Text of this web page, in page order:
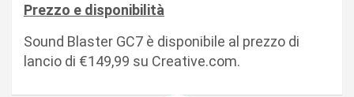
Prezzo e disponibilità
Sound Blaster GC7 è disponibile al prezzo di
lancio di €149,99 su Creative.com.